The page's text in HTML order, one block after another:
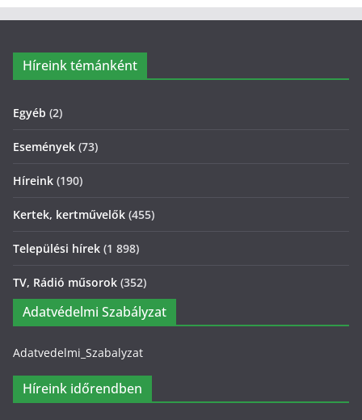
Híreink témánként
Egyéb (2)
Események (73)
Híreink (190)
Kertek, kertművelők (455)
Települési hírek (1 898)
TV, Rádió műsorok (352)
Adatvédelmi Szabályzat
Adatvedelmi_Szabalyzat
Híreink időrendben